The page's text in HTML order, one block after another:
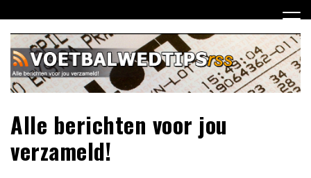
naar
inhoud
Alle berichten voor jou
verzameld!